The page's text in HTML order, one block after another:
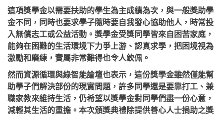
這項獎學金以需要扶助的學生為主成績為次，與一般獎助學
金不同，同時也要求學子隨時要自我發心協助他人，時常投
入無償志工或公益活動。獎學金受獎同學皆來自困苦家庭，
能夠在困難的生活環境下力爭上游、認真求學，把困境視為
激勵和磨練，實屬非常難得也令人欽佩。
然而資源循環與綠智能論壇也表示，這份獎學金雖然僅能幫
助學子們解決部份的現實問題，許多同學還是要靠打工、兼
職家教來維持生活，仍希望以獎學金對同學們盡一份心意，
減輕其生活的重擔。本次頒獎典禮除提供善心人士捐助之獎